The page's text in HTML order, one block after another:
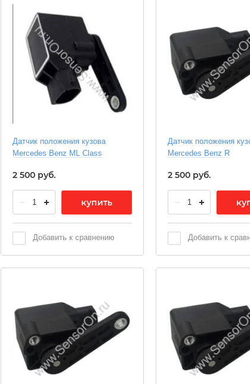
Датчик положения кузова
Mercedes Benz ML Class
2 500 руб.
купить
Добавить к сравнению
Датчик положения
Mercedes Benz R
2 500руб.
Добавить к